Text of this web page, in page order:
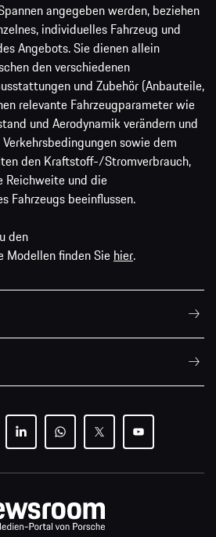
angegeben werden, beziehen
individuelles Fahrzeug und
Angebots. Sie dienen allein
den verschiedenen
und Zubehör (Anbauteile,
relevante Fahrzeugparameter wie
und Aerodynamik verändern und
sowie dem
den Kraftstoff-/Stromverbrauch,
Reichweite und die
Fahrzeugs beeinflussen.
den
Modellen finden Sie hier.